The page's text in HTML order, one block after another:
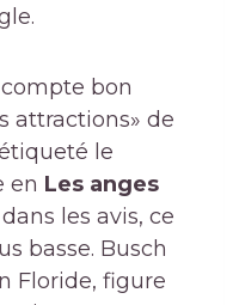
compte bon
attractions» de
le
en Les anges
les avis, ce
basse. Busch
Floride, figure